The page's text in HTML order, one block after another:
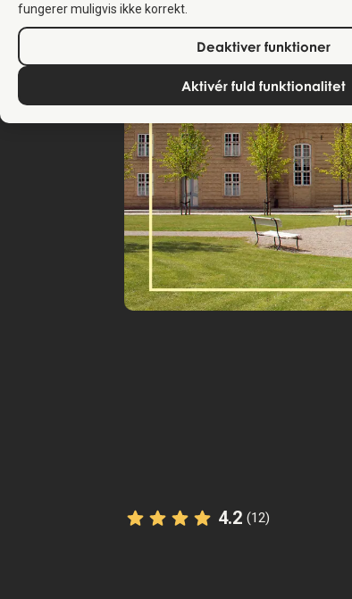
fungerer muligvis ikke korrekt.
Deaktiver funktioner
Aktivér fuld funktionalitet
4.2 (12)